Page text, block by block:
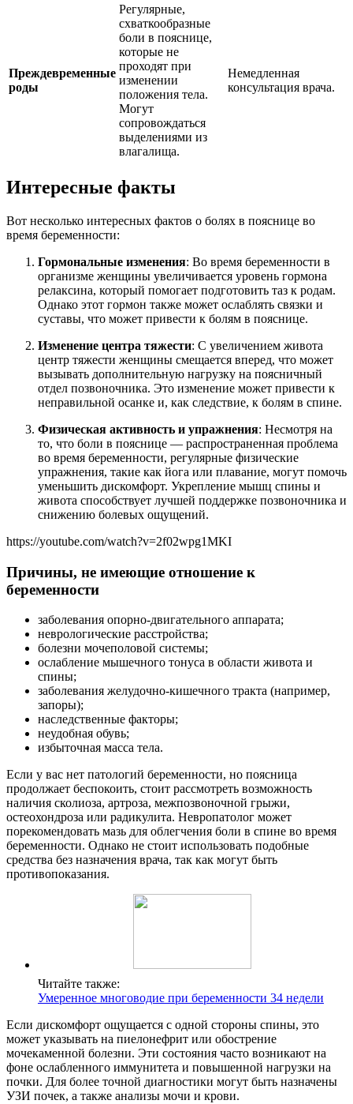
Преждевременные
роды
Регулярные,
схваткообразные
боли в пояснице,
которые не
проходят при
изменении
положения тела.
Могут
сопровождаться
выделениями из
влагалища.
Немедленная
консультация врача.
Интересные факты
Вот несколько интересных фактов о болях в пояснице во
время беременности:
Гормональные изменения: Во время беременности в
организме женщины увеличивается уровень гормона
релаксина, который помогает подготовить таз к родам.
Однако этот гормон также может ослаблять связки и
суставы, что может привести к болям в пояснице.
Изменение центра тяжести: С увеличением живота
центр тяжести женщины смещается вперед, что может
вызывать дополнительную нагрузку на поясничный
отдел позвоночника. Это изменение может привести к
неправильной осанке и, как следствие, к болям в спине.
Физическая активность и упражнения: Несмотря на
то, что боли в пояснице — распространенная проблема
во время беременности, регулярные физические
упражнения, такие как йога или плавание, могут помочь
уменьшить дискомфорт. Укрепление мышц спины и
живота способствует лучшей поддержке позвоночника и
снижению болевых ощущений.
https://youtube.com/watch?v=2f02wpg1MKI
Причины, не имеющие отношение к
беременности
заболевания опорно-двигательного аппарата;
неврологические расстройства;
болезни мочеполовой системы;
ослабление мышечного тонуса в области живота и
спины;
заболевания желудочно-кишечного тракта (например,
запоры);
наследственные факторы;
неудобная обувь;
избыточная масса тела.
Если у вас нет патологий беременности, но поясница
продолжает беспокоить, стоит рассмотреть возможность
наличия сколиоза, артроза, межпозвоночной грыжи,
остеохондроза или радикулита. Невропатолог может
порекомендовать мазь для облегчения боли в спине во время
беременности. Однако не стоит использовать подобные
средства без назначения врача, так как могут быть
противопоказания.
Читайте также:
Умеренное многоводие при беременности 34 недели
Если дискомфорт ощущается с одной стороны спины, это
может указывать на пиелонефрит или обострение
мочекаменной болезни. Эти состояния часто возникают на
фоне ослабленного иммунитета и повышенной нагрузки на
почки. Для более точной диагностики могут быть назначены
УЗИ почек, а также анализы мочи и крови.